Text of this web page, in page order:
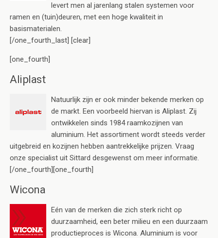
levert men al jarenlang stalen systemen voor
ramen en (tuin)deuren, met een hoge kwaliteit in
basismaterialen.
[/one_fourth_last] [clear]
[one_fourth]
Aliplast
Natuurlijk zijn er ook minder bekende merken op
de markt. Een voorbeeld hiervan is Aliplast. Zij
ontwikkelen sinds 1984 raamkozijnen van
aluminium. Het assortiment wordt steeds verder
uitgebreid en kozijnen hebben aantrekkelijke prijzen. Vraag
onze specialist uit Sittard desgewenst om meer informatie.
[/one_fourth][one_fourth]
Wicona
Eén van de merken die zich sterk richt op
duurzaamheid, een beter milieu en een duurzaam
productieproces is Wicona. Aluminium is voor